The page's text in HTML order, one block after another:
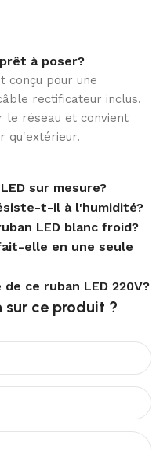
lumineuses continues
14 est pensé pour
Sa largeur de 14 mm,
de vie annoncée de 40
3 ans, ce ruban LED
Les certifications
un ensemble rassurant
froid constitue une
éclairer une façade, un
une zone de passage.
son format discret lui
élégance dans de
à poser?
conçu pour une
rectificateur inclus.
le réseau et convient
qu'extérieur.
sur mesure?
t-il à l'humidité?
LED blanc froid?
elle en une seule
ce ruban LED 220V?
sur ce produit ?​